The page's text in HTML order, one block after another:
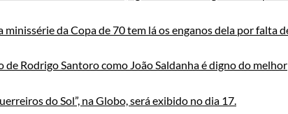
da Copa de 70 tem lá os enganos dela por falta
de Rodrigo Santoro como João Saldanha é digno do melhor
do Sol”, na Globo, será exibido no dia 17.